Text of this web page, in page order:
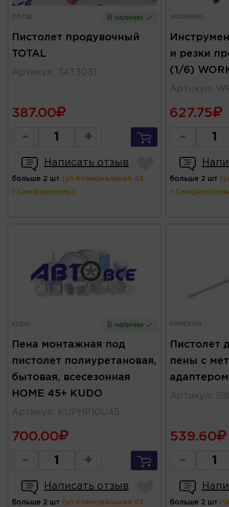
TOTAL В наличии
Пистолет продувочный
TOTAL
Артикул : TAT3031
387.00
- +
Написать отзыв
больше 2 шт (ул.Коммунальная 43,
г.Симферополь)
WORKPRO
и резки
(1/6)
Артикул :
627.75
-
больше 2 шт
KUDO В наличии
Пена монтажная под
пистолет полиуретановая,
бытовая, всесезонная
HOME 45+ KUDO
Артикул : KUPHP10U45
700.00
- +
Написать отзыв
больше 2 шт (ул.Коммунальная 43,
FOMERON
Пистолет
пены с
Артикул :
539.60
-
больше 2 шт